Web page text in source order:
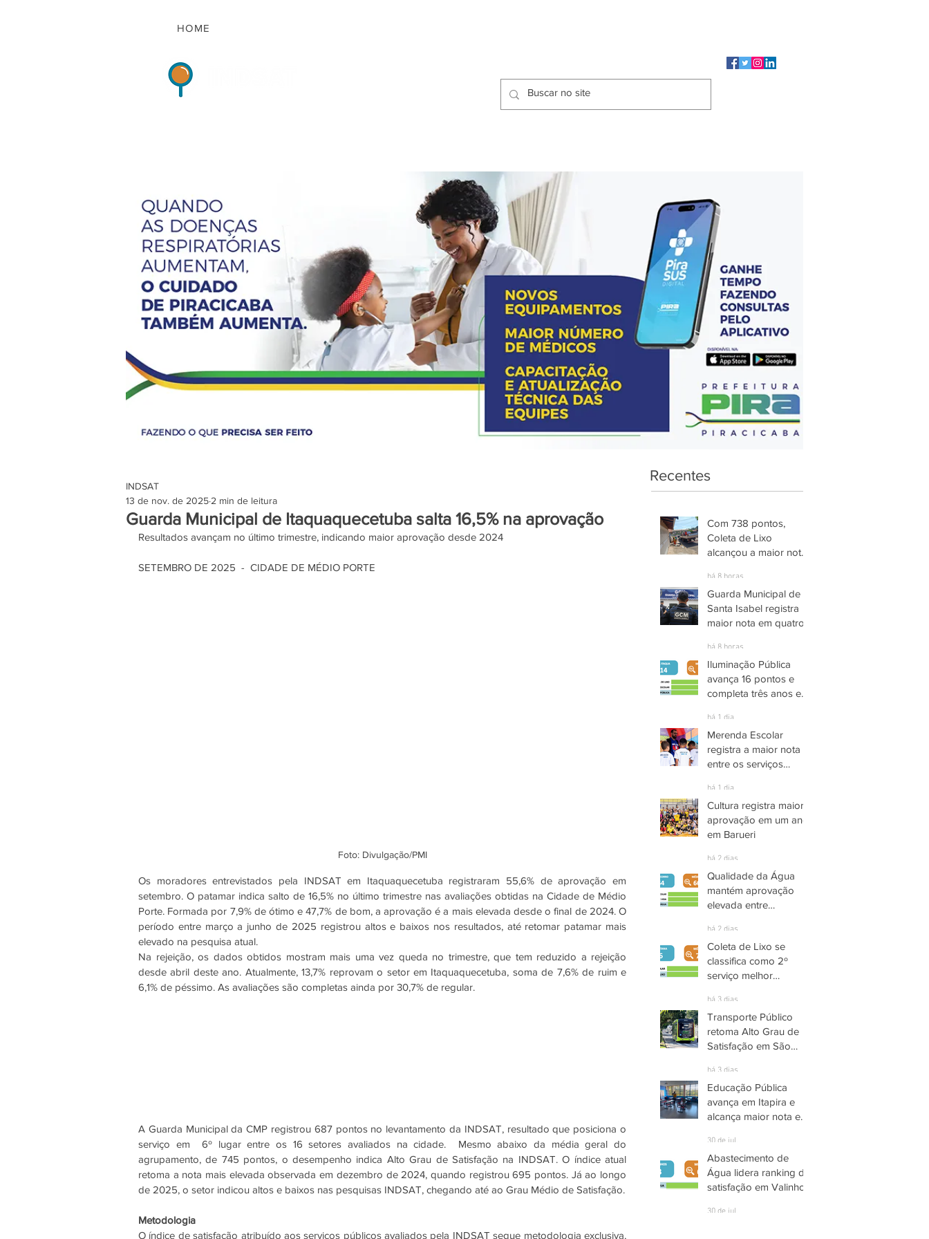
HOME
Guarda Municipal de Itaquaquecetuba salta 16,5% na aprovação
INDSAT
13 de nov. de 2025 2 min de leitura
Resultados avançam no último trimestre, indicando maior aprovação desde 2024
SETEMBRO DE 2025  -  CIDADE DE MÉDIO PORTE
Foto: Divulgação/PMI
Os moradores entrevistados pela INDSAT em Itaquaquecetuba registraram 55,6% de aprovação em
setembro. O patamar indica salto de 16,5% no último trimestre nas avaliações obtidas na Cidade de Médio
Porte. Formada por 7,9% de ótimo e 47,7% de bom, a aprovação é a mais elevada desde o final de 2024. O
período entre março a junho de 2025 registrou altos e baixos nos resultados, até retomar patamar mais
elevado na pesquisa atual.
Na rejeição, os dados obtidos mostram mais uma vez queda no trimestre, que tem reduzido a rejeição
desde abril deste ano. Atualmente, 13,7% reprovam o setor em Itaquaquecetuba, soma de 7,6% de ruim e
6,1% de péssimo. As avaliações são completas ainda por 30,7% de regular.
A Guarda Municipal da CMP registrou 687 pontos no levantamento da INDSAT, resultado que posiciona o
serviço em  6º lugar entre os 16 setores avaliados na cidade.  Mesmo abaixo da média geral do
agrupamento, de 745 pontos, o desempenho indica Alto Grau de Satisfação na INDSAT. O índice atual
retoma a nota mais elevada observada em dezembro de 2024, quando registrou 695 pontos. Já ao longo
Metodologia
O índice de satisfação atribuído aos serviços públicos avaliados pela INDSAT segue metodologia exclusiva,
Recentes
Com 738 pontos,
Coleta de Lixo
alcançou a maior nota
avaliados em
Piracicaba
há 8 horas
Guarda Municipal de
Santa Isabel registra
maior nota em quatro
INDSAT
há 8 horas
Iluminação Pública
avança 16 pontos e
completa três anos em
Satisfação em
Itaquaquecetuba
há 1 dia
Merenda Escolar
registra a maior nota
entre os serviços
há 1 dia
Cultura registra maior
aprovação em um ano
em Barueri
há 2 dias
Qualidade da Água
mantém aprovação
elevada entre
há 2 dias
Coleta de Lixo se
classifica como 2º
serviço melhor
de Parnaíba
há 3 dias
Transporte Público
retoma Alto Grau de
Satisfação em São
há 3 dias
Educação Pública
avança em Itapira e
alcança maior nota em
30 de jul.
Abastecimento de
Água lidera ranking de
satisfação em Valinhos
30 de jul.